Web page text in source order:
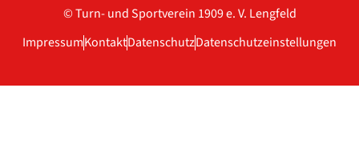
© Turn- und Sportverein 1909e. V. Lengfeld
ImpressumKontaktDatenschutzDatenschutzeinstellungen